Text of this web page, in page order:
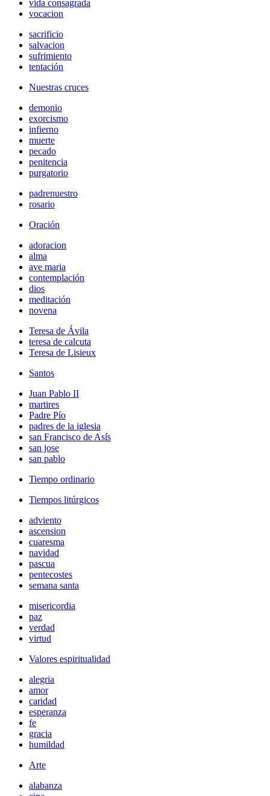
vida consagrada
vocacion
sacrificio
salvacion
sufrimiento
tentación
Nuestras cruces
demonio
exorcismo
infierno
muerte
pecado
penitencia
purgatorio
padrenuestro
rosario
Oración
adoracion
alma
ave maria
contemplación
dios
meditación
novena
Teresa de Ávila
teresa de calcuta
Teresa de Lisieux
Santos
Juan Pablo II
martires
Padre Pío
padres de la iglesia
san Francisco de Asís
san jose
san pablo
Tiempo ordinario
Tiempos litúrgicos
adviento
ascension
cuaresma
navidad
pascua
pentecostes
semana santa
misericordia
paz
verdad
virtud
Valores espiritualidad
alegria
amor
caridad
esperanza
fe
gracia
humildad
Arte
alabanza